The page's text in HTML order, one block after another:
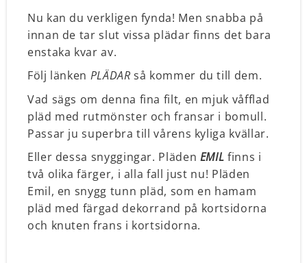
Nu kan du verkligen fynda! Men snabba på
innan de tar slut vissa plädar finns det bara
enstaka kvar av.
Följ länken PLÄDAR så kommer du till dem.
Vad sägs om denna fina filt, en mjuk våfflad
pläd med rutmönster och fransar i bomull.
Passar ju superbra till vårens kyliga kvällar.
Eller dessa snyggingar. Pläden EMIL finns i
två olika färger, i alla fall just nu! Pläden
Emil, en snygg tunn pläd, som en hamam
pläd med färgad dekorrand på kortsidorna
och knuten frans i kortsidorna.